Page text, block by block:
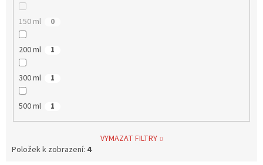
150 ml 0
200 ml 1
300 ml 1
500 ml 1
VYMAZAT FILTRY
Položek k zobrazení: 4